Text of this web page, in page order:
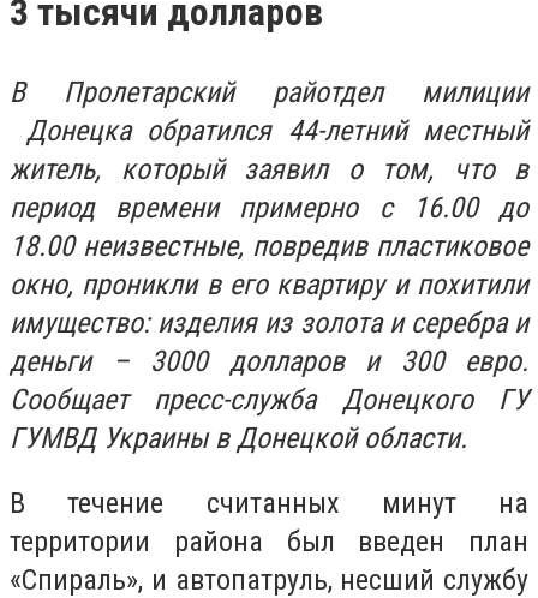
3 тысячи долларов
В Пролетарский райотдел милиции
Донецка обратился 44-летний местный
житель, который заявил о том, что в
период времени примерно с 16.00 до
18.00 неизвестные, повредив пластиковое
окно, проникли в его квартиру и похитили
имущество: изделия из золота и серебра и
деньги – 3000 долларов и 300 евро.
Сообщает пресс-служба Донецкого ГУ
ГУМВД Украины в Донецкой области.
В течение считанных минут на
территории района был введен план
«Спираль», и автопатруль, несший службу